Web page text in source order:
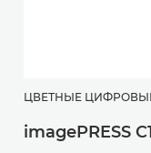
ЦВЕТНЫЕ
imagePRESS